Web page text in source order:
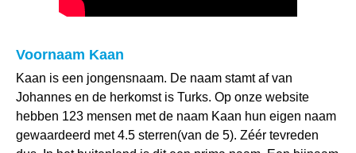
Voornaam Kaan
Kaan is een jongensnaam. De naam stamt af van
Johannes en de herkomst is Turks. Op onze website
hebben 123 mensen met de naam Kaan hun eigen naam
gewaardeerd met 4.5 sterren(van de 5). Zéér tevreden